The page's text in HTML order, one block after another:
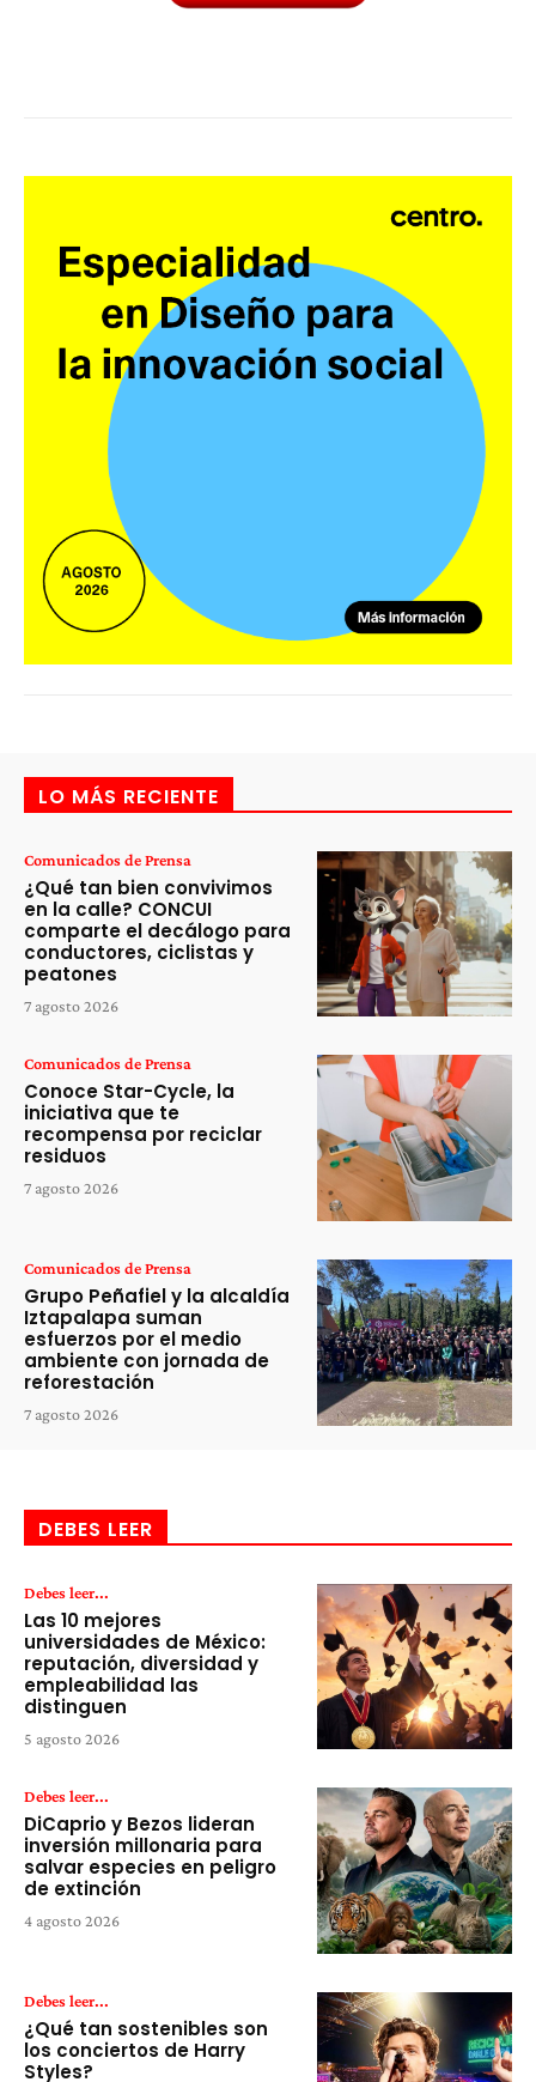
LO MÁS RECIENTE
Comunicados de Prensa
¿Qué tan bien convivimos
en la calle? CONCUI
comparte el decálogo para
conductores, ciclistas y
peatones
7 agosto 2026
Comunicados de Prensa
Conoce Star-Cycle, la
iniciativa que te
recompensa por reciclar
residuos
7 agosto 2026
Comunicados de Prensa
Grupo Peñafiel y la alcaldía
Iztapalapa suman
esfuerzos por el medio
ambiente con jornada de
reforestación
7 agosto 2026
DEBES LEER
Debes leer...
Las 10 mejores
universidades de México:
reputación, diversidad y
empleabilidad las
distinguen
5 agosto 2026
Debes leer...
DiCaprio y Bezos lideran
inversión millonaria para
salvar especies en peligro
de extinción
4 agosto 2026
Debes leer...
¿Qué tan sostenibles son
los conciertos de Harry
Styles?